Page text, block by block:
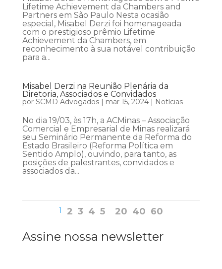
Lifetime Achievement da Chambers and
Partners em São Paulo Nesta ocasião
especial, Misabel Derzi foi homenageada
com o prestigioso prêmio Lifetime
Achievement da Chambers, em
reconhecimento à sua notável contribuição
para a...
Misabel Derzi na Reunião Plenária da
Diretoria, Associados e Convidados
por SCMD Advogados| mar 15, 2024| Notícias
No dia 19/03, às 17h, a ACMinas – Associação
Comercial e Empresarial de Minas realizará
seu Seminário Permanente da Reforma do
Estado Brasileiro (Reforma Política em
Sentido Amplo), ouvindo, para tanto, as
posições de palestrantes, convidados e
associados da...
1 2 3 4 5 20 40 60
Assine nossa newsletter